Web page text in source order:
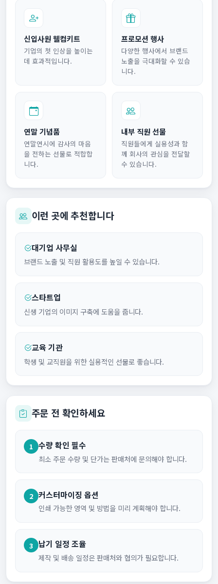
신입사원 웰컴키트
기업의 첫 인상을 높이는
데 효과적입니다.
프로모션 행사
다양한 행사에서 브랜드
노출을 극대화할 수 있습
니다.
연말 기념품
연말연시에 감사의 마음
을 전하는 선물로 적합합
니다.
내부 직원 선물
직원들에게 실용성과 함
께 회사의 관심을 전달할
수 있습니다.
이런 곳에 추천합니다
대기업 사무실
브랜드 노출 및 직원 활용도를 높일 수 있습니다.
스타트업
신생 기업의 이미지 구축에 도움을 줍니다.
교육 기관
학생 및 교직원을 위한 실용적인 선물로 좋습니다.
주문 전 확인하세요
1 수량 확인 필수
최소 주문 수량 및 단가는 판매처에 문의해야 합니다.
2 커스터마이징 옵션
인쇄 가능한 영역 및 방법을 미리 계획해야 합니다.
3 납기 일정 조율
제작 및 배송 일정은 판매처와 협의가 필요합니다.